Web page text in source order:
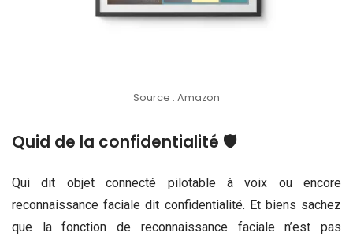
Source : Amazon
Quid de la confidentialité 🛡
Qui dit objet connecté pilotable à voix ou encore
reconnaissance faciale dit confidentialité. Et biens sachez
que la fonction de reconnaissance faciale n’est pas